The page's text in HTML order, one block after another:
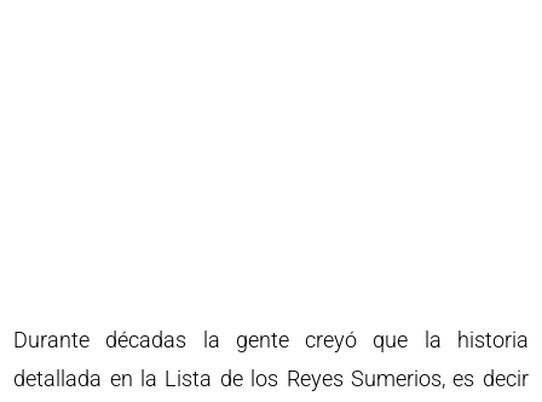
Durante décadas la gente creyó que la historia
detallada en la Lista de los Reyes Sumerios, es decir